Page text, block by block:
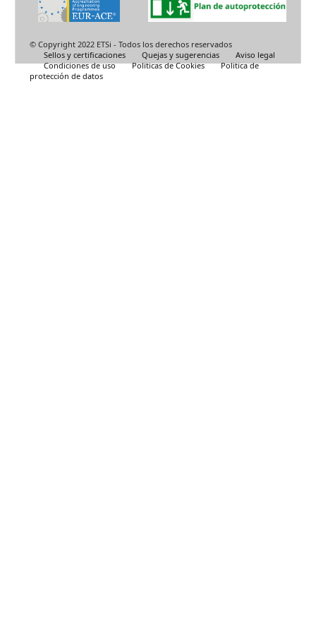
© Copyright 2022 ETSi - Todos los derechos reservados
Sellos y certificaciones
Quejas y sugerencias
Aviso legal
Condiciones de uso
Politicas de Cookies
Politica de
protección de datos